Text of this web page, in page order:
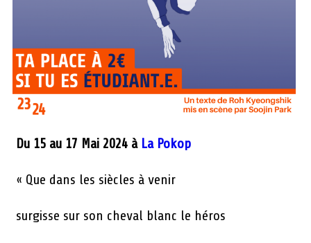
Du 15 au 17 Mai 2024 à La Pokop
« Que dans les siècles à venir
surgisse sur son cheval blanc le héros